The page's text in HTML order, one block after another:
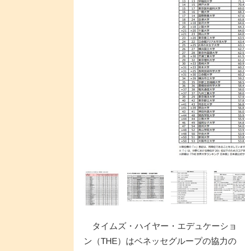
タイムズ・ハイヤー・エデュケーショ
ン（THE）はベネッセグループの協力の